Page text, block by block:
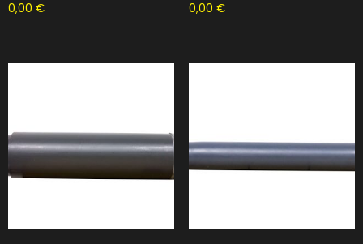
0,00 € 0,00 €